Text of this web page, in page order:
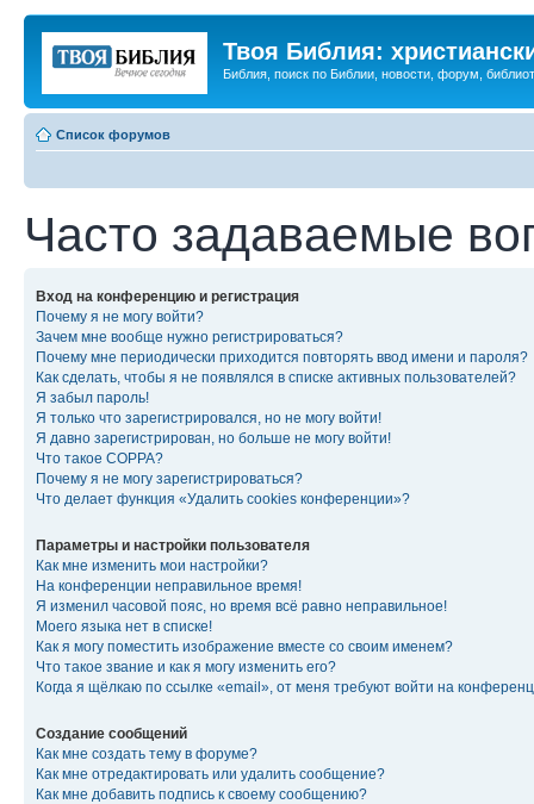
Твоя Библия:
Библия, поиск по Библии, новости, форум,
Список форумов
Часто задаваемые
Вход на конференцию и регистрация
Почему я не могу войти?
Зачем мне вообще нужно регистрироваться?
Почему мне периодически приходится повторять ввод имени и пароля?
Как сделать, чтобы я не появлялся в списке активных пользователей?
Я забыл пароль!
Я только что зарегистрировался, но не могу войти!
Я давно зарегистрирован, но больше не могу войти!
Что такое COPPA?
Почему я не могу зарегистрироваться?
Что делает функция «Удалить cookies конференции»?
Параметры и настройки пользователя
Как мне изменить мои настройки?
На конференции неправильное время!
Я изменил часовой пояс, но время всё равно неправильное!
Моего языка нет в списке!
Как я могу поместить изображение вместе со своим именем?
Что такое звание и как я могу изменить его?
Когда я щёлкаю по ссылке «email», от меня требуют войти на
Создание сообщений
Как мне создать тему в форуме?
Как мне отредактировать или удалить сообщение?
Как мне добавить подпись к своему сообщению?